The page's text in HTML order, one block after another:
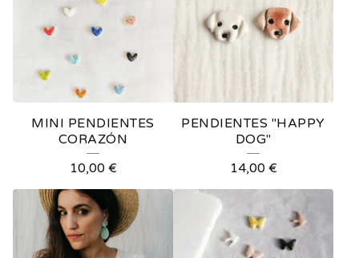
MINI PENDIENTES
CORAZÓN
10,00 €
PENDIENTES "HAPPY
DOG"
14,00 €